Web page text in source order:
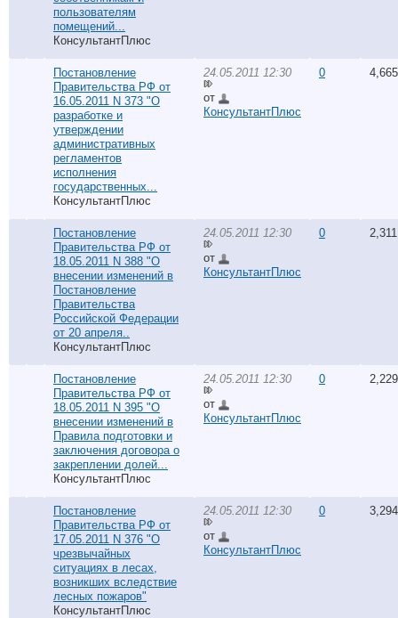
пользователям
помещений...
КонсультантПлюс
Постановление
Правительства РФ от
16.05.2011 N 373 "О
разработке и
утверждении
административных
регламентов
исполнения
государственных...
КонсультантПлюс
24.05.2011 12:30
от
КонсультантПлюс
0 4,665
Постановление
Правительства РФ от
18.05.2011 N 388 "О
внесении изменений в
Постановление
Правительства
Российской Федерации
от 20 апреля..
КонсультантПлюс
24.05.2011 12:30
от
КонсультантПлюс
0 2,311
Постановление
Правительства РФ от
18.05.2011 N 395 "О
внесении изменений в
Правила подготовки и
заключения договора о
закреплении долей...
КонсультантПлюс
24.05.2011 12:30
от
КонсультантПлюс
0 2,229
Постановление
Правительства РФ от
17.05.2011 N 376 "О
чрезвычайных
ситуациях в лесах,
возникших вследствие
лесных пожаров"
КонсультантПлюс
24.05.2011 12:30
от
КонсультантПлюс
0 3,294